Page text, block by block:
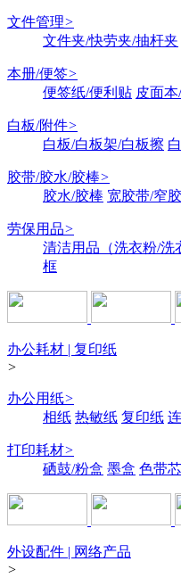
文件管理>
文件夹/快劳夹/抽杆夹
本册/便签>
便签纸/便利贴 皮面
白板/附件>
白板/白板架/白板擦
胶带/胶水/胶棒>
胶水/胶棒 宽胶带/窄
劳保用品>
清洁用品（洗衣粉/洗
框
办公耗材 | 复印纸
>
办公用纸>
相纸 热敏纸 复印纸
打印耗材>
硒鼓/粉盒 墨盒 色带
外设配件 | 网络产品
>